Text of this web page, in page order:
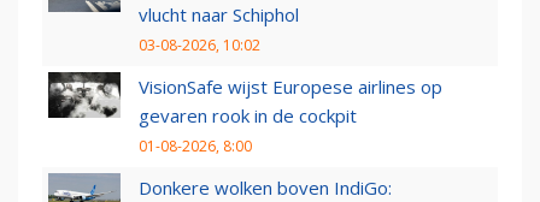
vlucht naar Schiphol
03-08-2026, 10:02
VisionSafe wijst Europese airlines op
gevaren rook in de cockpit
01-08-2026, 8:00
Donkere wolken boven IndiGo: